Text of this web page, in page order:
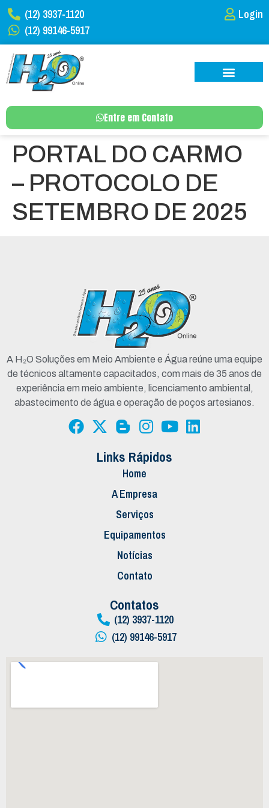
(12) 3937-1120
(12) 99146-5917
Login
Entre em Contato
PORTAL DO CARMO
– PROTOCOLO DE
SETEMBRO DE 2025
A H₂O Soluções em Meio Ambiente e Água reúne uma equipe
de técnicos altamente capacitados, com mais de 35 anos de
experiência em meio ambiente, licenciamento ambiental,
abastecimento de água e operação de poços artesianos.
Links Rápidos
Home
A Empresa
Serviços
Equipamentos
Notícias
Contato
Contatos
(12) 3937-1120
(12) 99146-5917